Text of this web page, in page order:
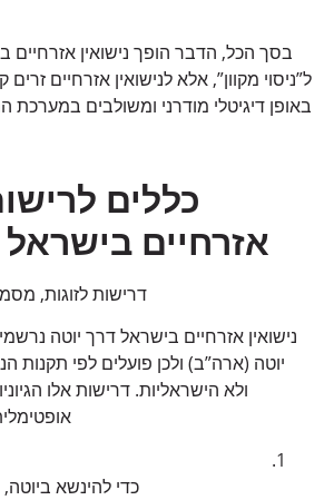
בסך הכל, הדבר הופך נישואין אזרחיים
ל”ניסוי מקוון”, אלא לנישואין אזרחיים זרים
באופן דיגיטלי מודרני ומשולבים במערכת
כללים
אזרחיים בישראל
דרישות לזוגות,
נישואין אזרחיים בישראל דרך יוטה נרשמים
יוטה (ארה”ב) ולכן פועלים לפי תקנות
ולא הישראליות. דרישות אלו
אופטימלית
כדי להינשא ביוטה,